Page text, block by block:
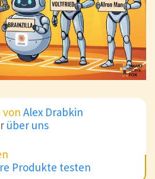
von Alex Drabkin
über uns
Produkte testen